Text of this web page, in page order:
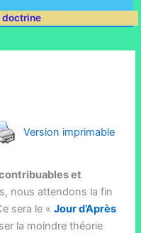
doctrine
Version imprimable
et
nous attendons la fin
sera le «Jour d’Après
la moindre théorie